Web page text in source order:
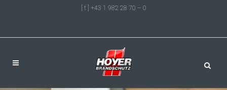
[ t ] +43 1 982 28 70 – 0